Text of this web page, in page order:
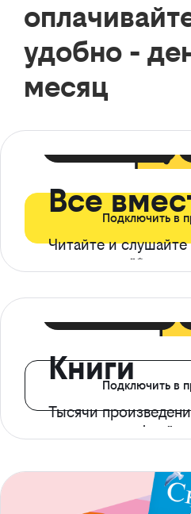
удобно -
месяц
Все
Читайте и
ограничений*
Подключить в
Книги
Тысячи
с доступом офлайн
Подключить в